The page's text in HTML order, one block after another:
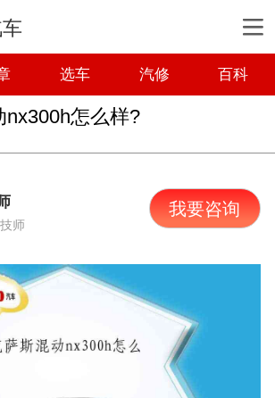
选车 汽修 百科
nx300h怎么样?
师
我要咨询